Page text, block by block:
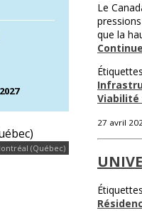
(Québec)
Le
que la
Viabilité
27 avril